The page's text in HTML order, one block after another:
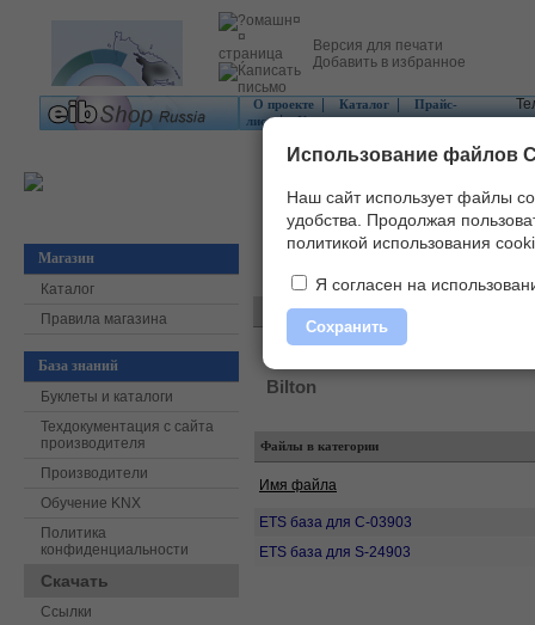
Версия для печати
Добавить в избранное
О проекте Каталог
Прайс-
лист| Контакты
Магазин
Каталог
Правила магазина
База знаний
Буклеты и каталоги
Техдокументация с сайта
производителя
Производители
Обучение KNX
Политика
конфиденциальности
Скачать
Ссылки
Bilton
Файлы в категории
Имя файла
ETS база для C-03903
ETS база для S-24903
Использование файлов
Наш сайт использует файлы
удобства. Продолжая
политикой использования
Я согласен на
Сохранить